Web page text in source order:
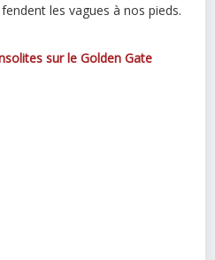
les vagues à nos pieds.
sur le Golden Gate